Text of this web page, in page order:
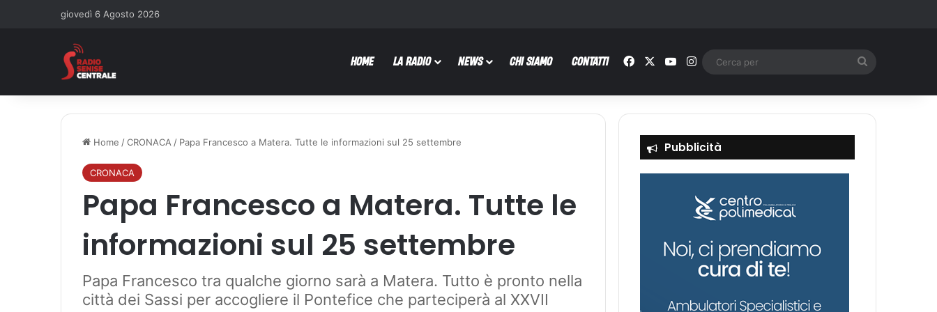
giovedì 6 Agosto 2026
HOME LA RADIO NEWS CHI SIAMO CONTATTI Facebook You TubeInstagram
Home /CRONACA / Papa Francesco a Matera. Tutte le informazioni sul 25 settembre
CRONACA
Papa Francesco a Matera. Tutte le
informazioni sul 25 settembre
Papa Francesco tra qualche giorno sarà a Matera. Tutto è pronto nella
città dei Sassi per accogliere il Pontefice che parteciperà al XXVII
Pubblicità